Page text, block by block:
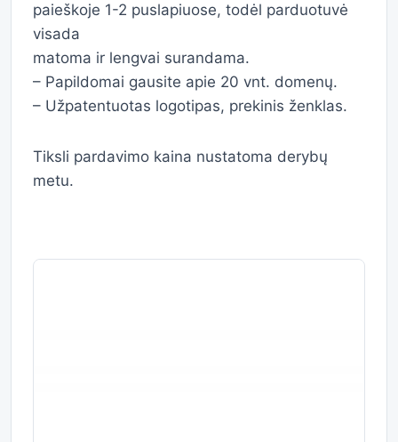
paieškoje 1-2 puslapiuose, todėl parduotuvė
visada
matoma ir lengvai surandama.
– Papildomai gausite apie 20 vnt. domenų.
– Užpatentuotas logotipas, prekinis ženklas.
Tiksli pardavimo kaina nustatoma derybų
metu.